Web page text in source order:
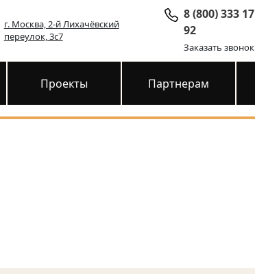
г. Москва, 2-й Лихачёвский
переулок, 3с7
8 (800) 333 17
92
Заказать звонок
Проекты Партнерам